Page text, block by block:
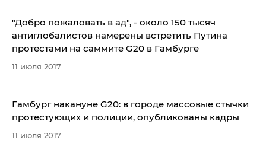
​"Добро пожаловать в ад", - около 150 тысяч
антиглобалистов намерены встретить Путина
протестами на саммите G20 в Гамбурге
11 июля 2017
Гамбург накануне G20: в городе массовые стычки
протестующих и полиции, опубликованы кадры
11 июля 2017